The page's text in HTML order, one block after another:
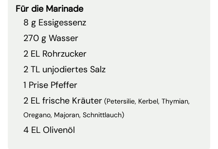
Für die Marinade
8 g Essigessenz
270 g Wasser
2 EL Rohrzucker
2 TL unjodiertes Salz
1 Prise Pfeffer
2 EL frische Kräuter (Petersilie, Kerbel, Thymian,
Oregano, Majoran, Schnittlauch)
4 EL Olivenöl